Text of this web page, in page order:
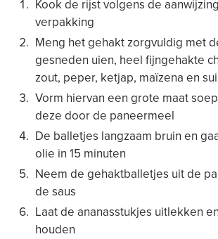
Kook de rijst volgens de
verpakking
Meng het gehakt zorgvuldig met
gesneden uien, heel fijngehakte
zout, peper, ketjap, maïzena en
Vorm hiervan een grote maat
deze door de paneermeel
De balletjes langzaam bruin en
olie in 15 minuten
Neem de gehaktballetjes uit de
de saus
Laat de ananasstukjes uitlekken
houden